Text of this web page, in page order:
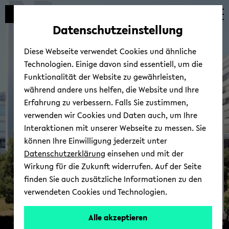
Automatische
vermeiden
zum
wechseln
zum
wechseln
zum
wechseln
FAQ
© Uni­ver­si­tät Bie­le­feld
Datenschutzeinstellung
Diese Webseite verwendet Cookies und ähnliche
Technologien. Einige davon sind essentiell, um die
Funktionalität der Website zu gewährleisten,
während andere uns helfen, die Website und Ihre
Erfahrung zu verbessern. Falls Sie zustimmen,
verwenden wir Cookies und Daten auch, um Ihre
Interaktionen mit unserer Webseite zu messen. Sie
können Ihre Einwilligung jederzeit unter
Datenschutzerklärung einsehen und mit der
Wirkung für die Zukunft widerrufen. Auf der Seite
finden Sie auch zusätzliche Informationen zu den
verwendeten Cookies und Technologien.
Alle akzeptieren